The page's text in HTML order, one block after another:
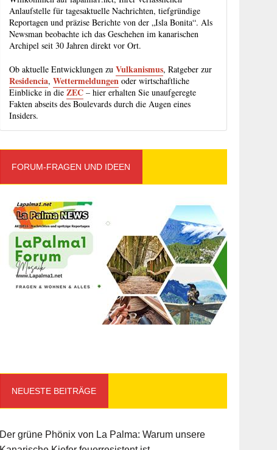
Anlaufstelle für tagesaktuelle Nachrichten, tiefgründige
Reportagen und präzise Berichte von der „Isla Bonita“. Als
Newsman beobachte ich das Geschehen im kanarischen
Archipel seit 30 Jahren direkt vor Ort.
Ob aktuelle Entwicklungen zuVulkanismus, Ratgeber zur
Residencia,Wettermeldungen oder wirtschaftliche
Einblicke in dieZEC – hier erhalten Sie unaufgeregte
Fakten abseits des Boulevards durch die Augen eines
Insiders.
FORUM-FRAGEN UND IDEEN
NEUESTE BEITRÄGE
Der grüne Phönix von La Palma: Warum unsere